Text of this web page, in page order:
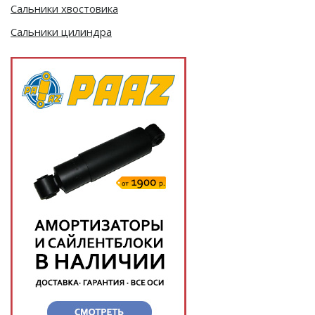
Сальники хвостовика
Сальники цилиндра